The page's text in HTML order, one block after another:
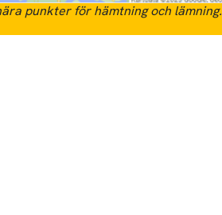
punkter för hämtning och lämning.